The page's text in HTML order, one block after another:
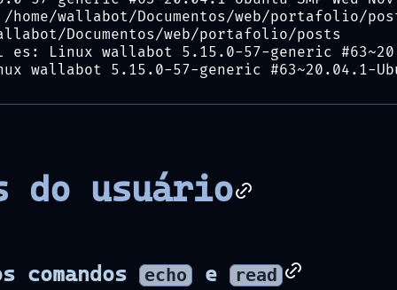
wallabot/Documentos/web/portafolio/
Documentos/web/portafolio/posts
Linux wallabot 5.15.0-57-generic
5.15.0-57-generic #63~20.04.1-
do usuário
comandos echo e read